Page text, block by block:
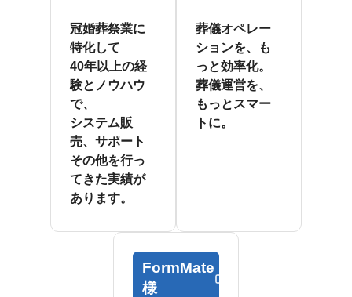
冠婚葬祭業に
特化して
40年以上の経
験とノウハウ
で、
システム販
売、サポート
その他を行っ
てきた実績が
あります。
葬儀オペレー
ションを、も
っと効率化。
葬儀運営を、
もっとスマー
トに。
FormMate
様